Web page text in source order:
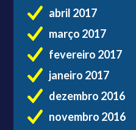
abril 2017
março 2017
fevereiro 2017
janeiro 2017
dezembro 2016
novembro 2016